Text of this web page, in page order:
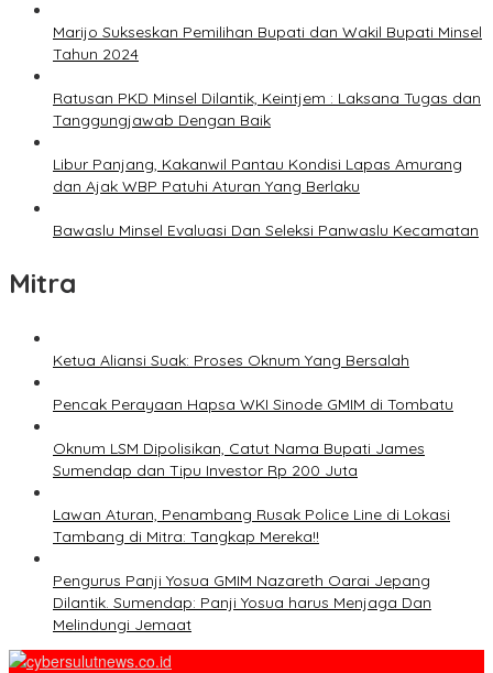
Marijo Sukseskan Pemilihan Bupati dan Wakil Bupati Minsel
Tahun 2024
Ratusan PKD Minsel Dilantik, Keintjem : Laksana Tugas dan
Tanggungjawab Dengan Baik
Libur Panjang, Kakanwil Pantau Kondisi Lapas Amurang
dan Ajak WBP Patuhi Aturan Yang Berlaku
Bawaslu Minsel Evaluasi Dan Seleksi Panwaslu Kecamatan
Mitra
Ketua Aliansi Suak: Proses Oknum Yang Bersalah
Pencak Perayaan Hapsa WKI Sinode GMIM di Tombatu
Oknum LSM Dipolisikan, Catut Nama Bupati James
Sumendap dan Tipu Investor Rp 200 Juta
Lawan Aturan, Penambang Rusak Police Line di Lokasi
Tambang di Mitra: Tangkap Mereka!!
Pengurus Panji Yosua GMIM Nazareth Oarai Jepang
Dilantik. Sumendap: Panji Yosua harus Menjaga Dan
Melindungi Jemaat